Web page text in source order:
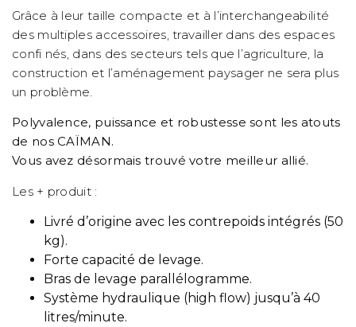
Grâce à leur taille compacte et à l’interchangeabilité
des multiples accessoires, travailler dans des espaces
confi nés, dans des secteurs tels que l’agriculture, la
construction et l’aménagement paysager ne sera plus
un problème.
Polyvalence, puissance et robustesse sont les atouts
de nos CAÏMAN.
Vous avez désormais trouvé votre meilleur allié.
Les + produit :
Livré d’origine avec les contrepoids intégrés (50
kg).
Forte capacité de levage.
Bras de levage parallélogramme.
Système hydraulique (high flow) jusqu’à 40
litres/minute.